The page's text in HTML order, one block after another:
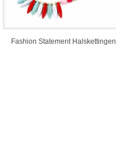
Fashion Statement Halskettingen